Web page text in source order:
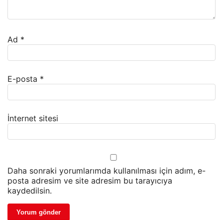
Ad *
E-posta *
İnternet sitesi
Daha sonraki yorumlarımda kullanılması için adım, e-
posta adresim ve site adresim bu tarayıcıya
kaydedilsin.